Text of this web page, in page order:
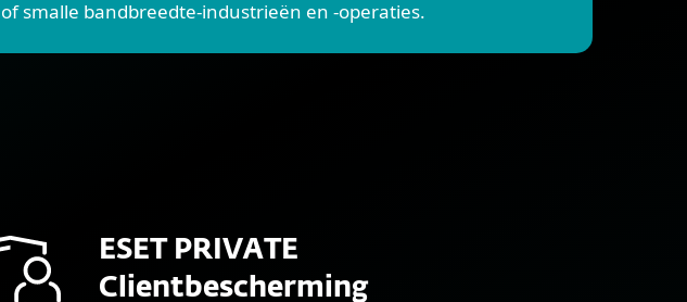
of smalle bandbreedte-industrieën en -operaties.
ESET PRIVATE
Clientbescherming